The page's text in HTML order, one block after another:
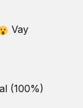
Vay
(100%)